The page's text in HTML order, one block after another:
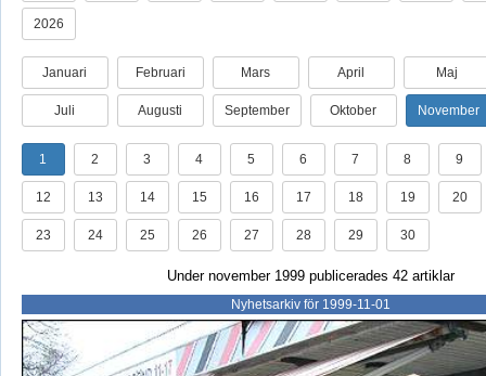
2026
Januari Februari Mars April Maj
Juli Augusti September Oktober November
1 2 3 4 5 6 7 8 9
12 13 14 15 16 17 18 19 20
23 24 25 26 27 28 29 30
Under november 1999 publicerades 42 artiklar
Nyhetsarkiv för 1999-11-01